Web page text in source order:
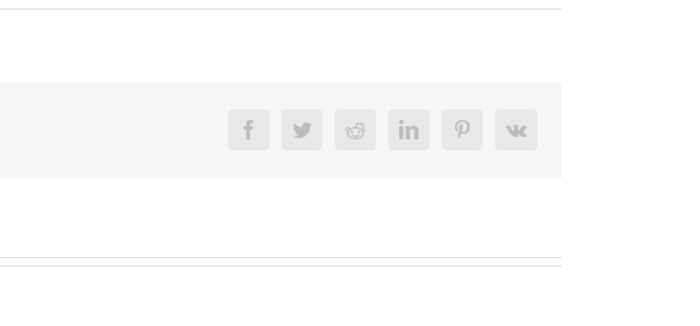
FacebookTwitterReddit LinkedInPinterest
Vk